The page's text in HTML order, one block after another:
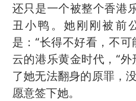
还只是一个被整个香港
丑小鸭。她刚刚被前
是：“长得不好看，不可
云的港乐黄金时代，“外
了她无法翻身的原罪，
愿意签下她。